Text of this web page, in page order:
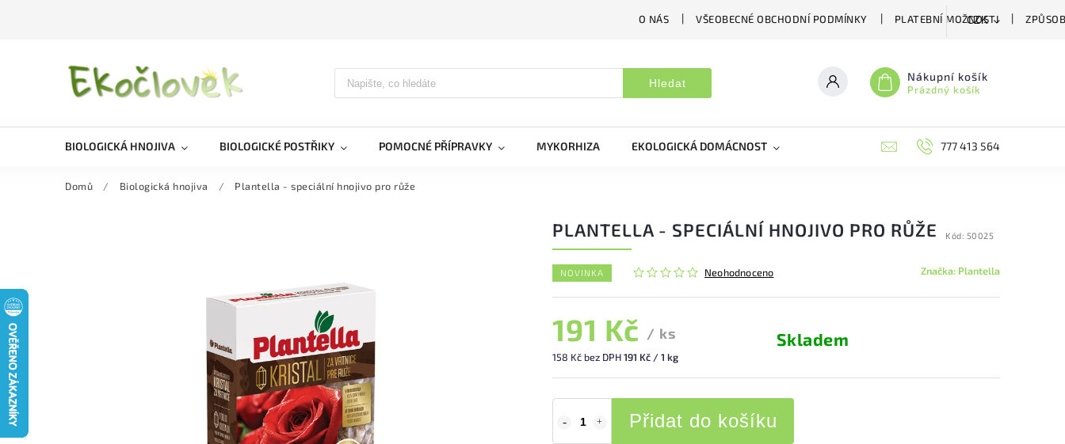
O NÁS VŠEOBECNÉ OBCHODNÍ PODMÍNKY PLATEBNÍ MOŽNOSTI
CZK
Hledat Nákupní košík
Prázdný košík
BIOLOGICKÁ HNOJIVA BIOLOGICKÉ POSTŘIKY POMOCNÉ PŘÍPRAVKY MYKORHIZA EKOLOGICKÁ DOMÁCNOST BIOAGENS777 413 564
Domů / Biologická hnojiva / Plantella - speciální hnojivo pro růže
PLANTELLA - SPECIÁLNÍ HNOJIVO PRO RŮŽE Kód: 50025
NOVINKA Neohodnoceno Značka: Plantella
191 Kč / ks
158 Kč bez DPH191 Kč / 1 kg
Skladem
Přidat do košíku